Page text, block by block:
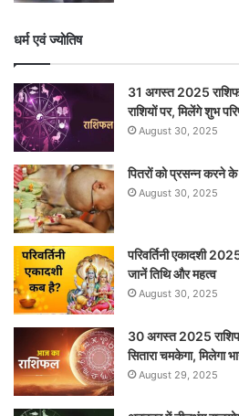
धर्म एवं ज्योतिष
31 अगस्त 2025
राशियों पर, मिलेंगे शुभ
August 30, 2025
पितरों को प्रसन्न करने
August 30, 2025
परिवर्तिनी एकादशी
जानें तिथि और महत्व
August 30, 2025
30 अगस्त 2025
सितारा चमकेगा, मिलेगा
August 29, 2025